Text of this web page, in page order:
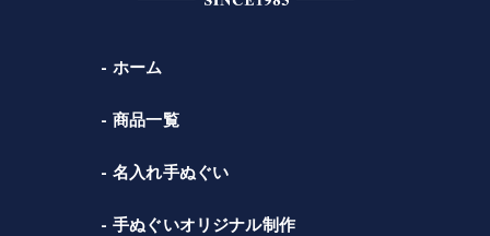
ホーム
商品一覧
名入れ手ぬぐい
手ぬぐいオリジナル制作